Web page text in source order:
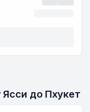
Ясси до Пхукет